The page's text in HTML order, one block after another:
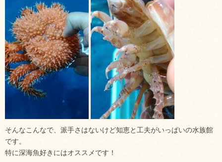
そんなこんなで、派手さはないけど知恵と工夫がいっぱいの水族館
です。
特に深海魚好きにはオススメです！